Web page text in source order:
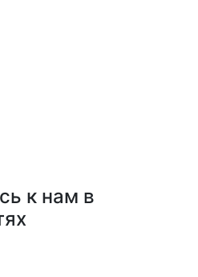
к нам в